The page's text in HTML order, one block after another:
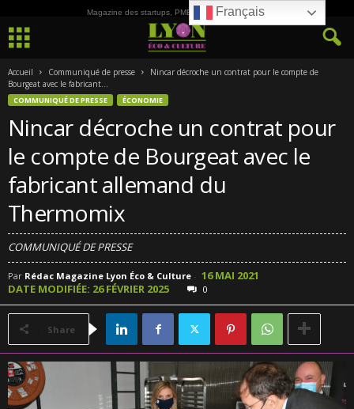
Magazine des startups, PME, ETI et de la Culture
Accueil Communiqué de presse
Nincar décroche un contrat pour le compte de
Bourgeat avec le fabricant...
COMMUNIQUÉ DE PRESSE ÉCONOMIE
Nincar décroche un contrat pour
le compte de Bourgeat avec le
fabricant allemand du
Thermomix
COMMUNIQUÉ DE PRESSE
Par Rédac Magazine Lyon Éco & Culture - 16 MAI 2021
DATE MODIFIÉE: 26 FÉVRIER 2025
0
Share
Français